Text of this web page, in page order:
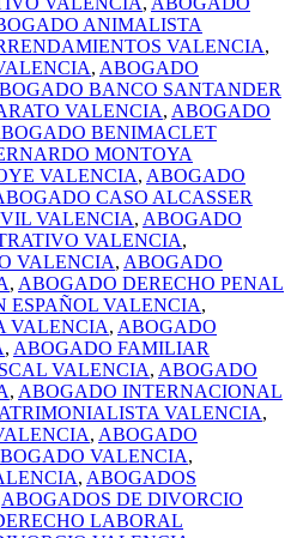
ANIMALISTA
VALENCIA,
, ABOGADO
BANCO SANTANDER
VALENCIA, ABOGADO
BENIMACLET
MONTOYA
VALENCIA, ABOGADO
CASO ALCASSER
VALENCIA, ABOGADO
VALENCIA,
VALENCIA, ABOGADO
, ABOGADO DERECHO PENAL
ESPAÑOL VALENCIA,
VALENCIA, ABOGADO
, ABOGADO FAMILIAR
VALENCIA, ABOGADO
, ABOGADO INTERNACIONAL
VALENCIA,
, ABOGADO
VALENCIA,
, ABOGADOS
ABOGADOS DE DIVORCIO
LABORAL